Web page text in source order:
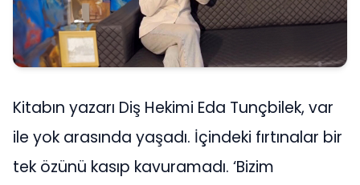
Kitabın yazarı Diş Hekimi Eda Tunçbilek, var
ile yok arasında yaşadı. İçindeki fırtınalar bir
tek özünü kasıp kavuramadı. ‘Bizim